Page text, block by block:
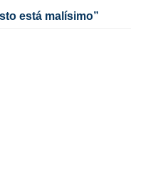
está malísimo”